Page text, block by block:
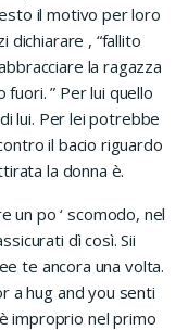
il motivo per loro
dichiarare , “fallito
la ragazza
” Per lui quello
lui. Per lei potrebbe
il bacio riguardo
la donna è.
un po ‘ scomodo, nel
dì così. Sii
te ancora una volta.
a hug and you senti
improprio nel primo